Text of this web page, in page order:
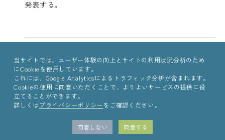
発表する。
当サイトでは、ユーザー体験の向上とサイトの利用状況分析のため
にCookieを使用しています。
これには、Google Analyticsによるトラフィック分析が含まれます。
Cookieの使用に同意いただくことで、よりよいサービスの提供に役
立てることができます。
詳しくはプライバシーポリシー をご確認ください。
同意しない 同意する